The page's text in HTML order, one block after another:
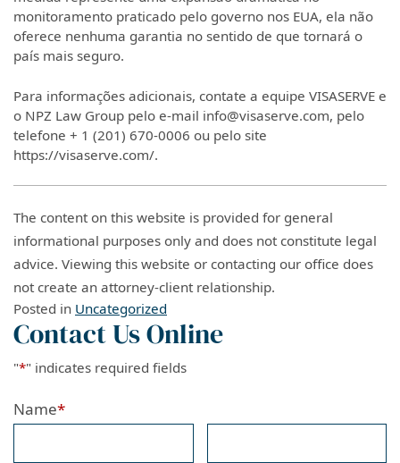
monitoramento praticado pelo governo nos EUA, ela não
oferece nenhuma garantia no sentido de que tornará o
país mais seguro.
Para informações adicionais, contate a equipe VISASERVE e
o NPZ Law Group pelo e-mail info@visaserve.com, pelo
telefone + 1 (201) 670-0006 ou pelo site
https://visaserve.com/.
The content on this website is provided for general
informational purposes only and does not constitute legal
advice. Viewing this website or contacting our office does
not create an attorney-client relationship.
Posted in Uncategorized
Contact Us Online
"*" indicates required fields
Name*